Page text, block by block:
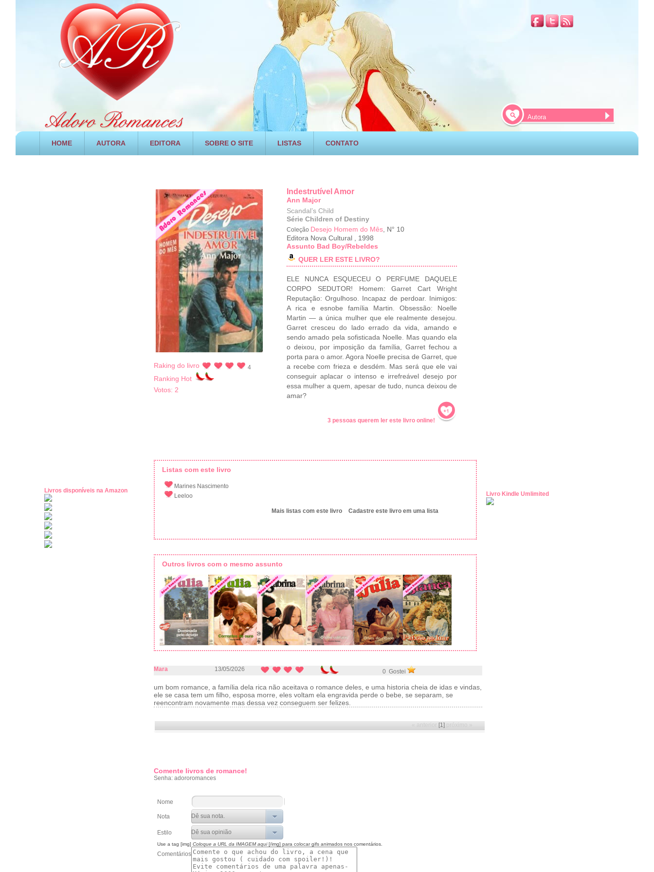
HOME AUTORA EDITORA SOBRE O SITE LISTAS CONTATO
Livros disponíveis na Amazon
Raking do livro 4
Ranking Hot
Votos: 2
Indestrutível Amor
Ann Major
Scandal’s Child
Série Children of Destiny
Coleção Desejo Homem do Mês , N° 10
Editora Nova Cultural
1998
Assunto Bad Boy/Rebeldes
QUER LER ESTE LIVRO?
ELE NUNCA ESQUECEU O PERFUME DAQUELE
CORPO SEDUTOR! Homem: Garret Cart Wright
Reputação: Orgulhoso. Incapaz de perdoar. Inimigos:
A rica e esnobe família Martin. Obsessão: Noelle
Martin — a única mulher que ele realmente desejou.
Garret cresceu do lado errado da vida, amando e
sendo amado pela sofisticada Noelle. Mas quando ela
o deixou, por imposição da família, Garret fechou a
porta para o amor. Agora Noelle precisa de Garret, que
a recebe com frieza e desdém. Mas será que ele vai
conseguir aplacar o intenso e irrefreável desejo por
essa mulher a quem, apesar de tudo, nunca deixou de
amar?
3 pessoas querem ler este livro online!
Livro Kindle Umlimited
Listas com este livro
Marines Nascimento
Leeloo
Mais listas com este livro Cadastre este livro em uma lista
Outros livros com o mesmo assunto
Mara 13/05/2026 0 Gostei
um bom romance, a família dela rica não aceitava o romance deles, e uma historia cheia de idas e vindas,
ele se casa tem um filho, esposa morre, eles voltam ela engravida perde o bebe, se separam, se
reencontram novamente mas dessa vez conseguem ser felizes.
« anterior [1] próximo »
Comente livros de romance!
Senha: adororomances
Nome
Nota
Estilo
Use a tag [img] Coloque a URL da IMAGEM aqui[/img] para colocar gifs animados nos comentários.
Comentários